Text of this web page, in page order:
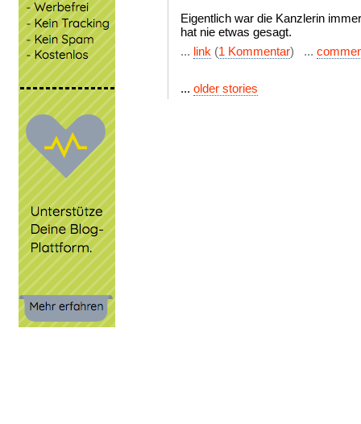
Eigentlich war die Kanzlerin
hat nie etwas gesagt.
... link (1 Kommentar) ...
... older stories